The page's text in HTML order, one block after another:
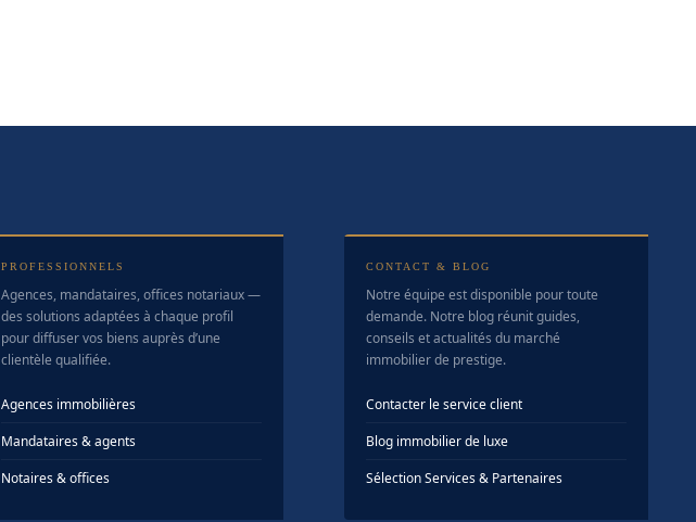
PROFESSIONNELS
Agences, mandataires, offices notariaux —
des solutions adaptées à chaque profil
pour diffuser vos biens auprès d’une
clientèle qualifiée.
Agences immobilières
Mandataires & agents
Notaires & offices
CONTACT & BLOG
Notre équipe est disponible pour toute
demande. Notre blog réunit guides,
conseils et actualités du marché
immobilier de prestige.
Contacter le service client
Blog immobilier de luxe
Sélection Services & Partenaires